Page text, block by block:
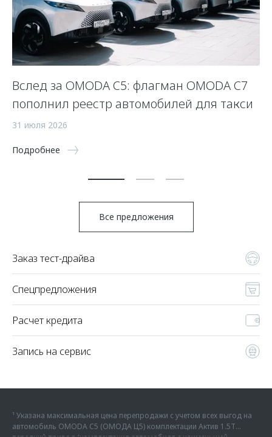
Вслед за OMODA C5: флагман OMODA C7
пополнил реестр автомобилей для такси
31 июля 2026
Подробнее
Все предложения
Заказ тест-драйва
Спецпредложения
Расчет кредита
Запись на сервис
¹ Указана максимальная цена перепродажи с учетом всех выгод на
автомобиль OMODA C5 (ОМОДА Ц5) комплектации Актив 1.5Т